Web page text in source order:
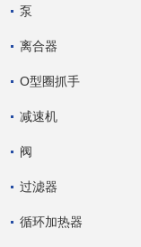
泵
离合器
O型圈抓手
减速机
阀
过滤器
循环加热器